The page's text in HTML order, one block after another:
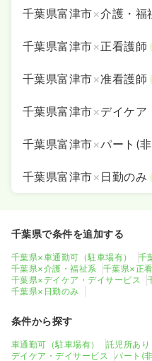
千葉県富津市×介護・福
千葉県富津市×正看護師
千葉県富津市×准看護師
千葉県富津市×デイケア
千葉県富津市×パート(
千葉県富津市× 日勤のみ
千葉県で条件を追加する
千葉県×車通勤可（駐車場有）
千
千葉県×介護・福祉系
千葉県×正
千葉県×デイケア・デイサービス
千葉県×日勤のみ
条件から探す
車通勤可（駐車場有） 託児所あり
デイケア・デイサービス
パート(